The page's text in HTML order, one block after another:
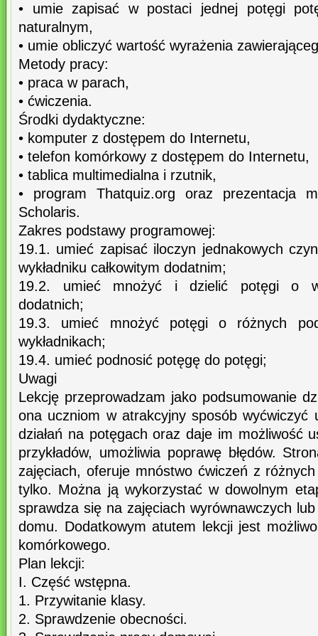
• umie zapisać w postaci jednej potęgi
naturalnym,
• umie obliczyć wartość wyrażenia
Metody pracy:
• praca w parach,
• ćwiczenia.
Środki dydaktyczne:
• komputer z dostępem do Internetu,
• telefon komórkowy z dostępem do Internetu,
• tablica multimedialna i rzutnik,
• program Thatquiz.org oraz prezentacja
Scholaris.
Zakres podstawy programowej:
19.1. umieć zapisać iloczyn jednakowych
wykładniku całkowitym dodatnim;
19.2. umieć mnożyć i dzielić potęgi o
dodatnich;
19.3. umieć mnożyć potęgi o różnych
wykładnikach;
19.4. umieć podnosić potęgę do potęgi;
Uwagi
Lekcję przeprowadzam jako podsumowanie
ona uczniom w atrakcyjny sposób wyćwiczyć
działań na potęgach oraz daje im możliwość
przykładów, umożliwia poprawę błędów.
zajęciach, oferuje mnóstwo ćwiczeń z
tylko. Można ją wykorzystać w dowolnym
sprawdza się na zajęciach wyrównawczych
domu. Dodatkowym atutem lekcji jest
komórkowego.
Plan lekcji:
I. Część wstępna.
1. Przywitanie klasy.
2. Sprawdzenie obecności.